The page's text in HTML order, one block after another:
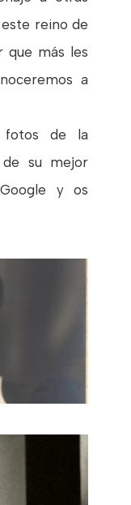
reino de
que más les
a
fotos de la
su mejor
y os